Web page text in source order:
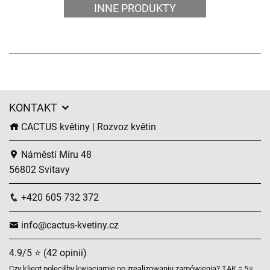
INNE PRODUKTY
KONTAKT
CACTUS květiny | Rozvoz květin
Náměstí Míru 48
56802 Svitavy
+420 605 732 372
info@cactus-kvetiny.cz
4.9/5 ⭐ (42 opinii)